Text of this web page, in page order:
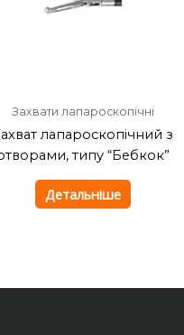
Захвати лапароскопічні
лапароскопічний з
типу “Бебкок”
Детальніше